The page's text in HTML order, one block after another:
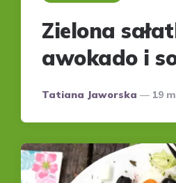
Zielona
awokado i
Posted
Tatiana Jaworska 19